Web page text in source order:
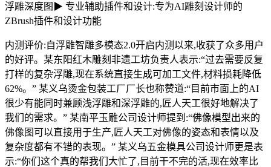
浮雕深度图▶ 专业辅助插件和设计:专为AI雕刻设计师的
ZBrush插件和设计功能
内测评价:自浮雕智雕多模态2.0开启内测以来,收获了众多用户
的好评。某东阳红木雕刻非遗工坊负责人表示:“过去需要反复
打样的复杂浮雕,现在系统直接生成可加工文件,材料损耗降低
62%。” 某义乌烫金包装工厂厂长也称赞道:“目前市面上的AI
很少有能同时兼顾浅浮雕和深浮雕的,匠人天工很好地解决了
我们的需求。” 某南平玉雕公司设计师提到:“佛像模型出来的
佛像图可以直接用于生产,匠人天工对佛像的姿态和表情以及
复杂度都有不错的表现。” 某义乌五金模具公司设计师更是表
示:“你们这个真的帮我们大忙了,目前干不完的活,现在效率比